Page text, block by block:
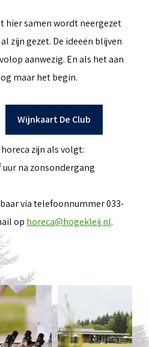
hier samen wordt neergezet
zijn gezet. De ideeën blijven
aanwezig. En als het aan
maar het begin.
Wijnkaart De Club
zijn als volgt:
na zonsondergang
via telefoonnummer 033-
op horeca@hogekleij.nl.